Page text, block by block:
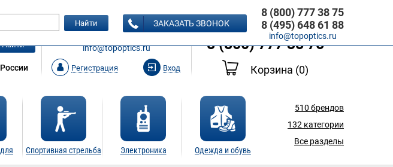
Найти
ЗАКАЗАТЬ ЗВОНОК
info@topoptics.ru
Регистрация Вход
8 (495) 648 61 88
8 (800) 777 38 75
Корзина (0)
Спортивная стрельба Электроника Одежда и обувь
510 брендов
132 категории
Все разделы
Найти ЗАКАЗАТЬ ЗВОНОК
8 (800) 777 38 75
8 (495) 648 61 88
info@topoptics.ru